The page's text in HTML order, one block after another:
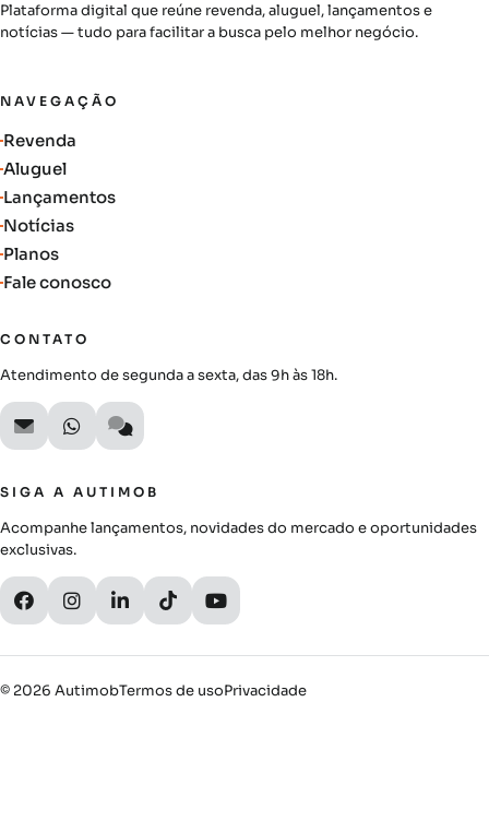
Plataforma digital que reúne revenda, aluguel, lançamentos e
notícias — tudo para facilitar a busca pelo melhor negócio.
NAVEGAÇÃO
Revenda
Aluguel
Lançamentos
Notícias
Planos
Fale conosco
CONTATO
Atendimento de segunda a sexta, das 9h às 18h.
SIGA A AUTIMOB
Acompanhe lançamentos, novidades do mercado e oportunidades
exclusivas.
© 2026 AutimobTermos de usoPrivacidade